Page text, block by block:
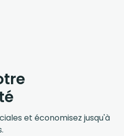
et économisez jusqu'à